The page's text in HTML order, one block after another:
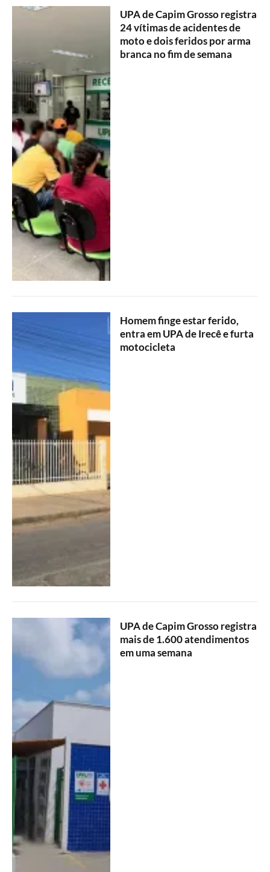
UPA de Capim Grosso registra
24 vítimas de acidentes de
moto e dois feridos por arma
branca no fim de semana
Homem finge estar ferido,
entra em UPA de Irecê e furta
motocicleta
UPA de Capim Grosso registra
mais de 1.600 atendimentos
em uma semana